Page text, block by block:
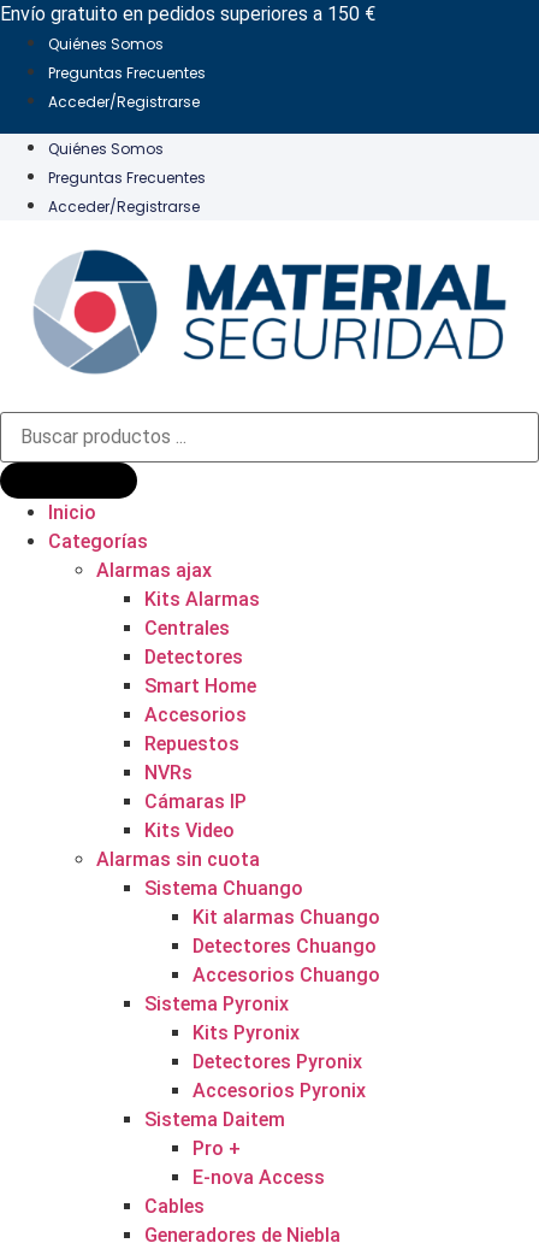
Ir
contenido
Envío gratuito en pedidos superiores a 150 €
Quiénes Somos
Preguntas Frecuentes
Acceder/Registrarse
Quiénes Somos
Preguntas Frecuentes
Acceder/Registrarse
Búsqueda
productos
Inicio
Categorías
Alarmas ajax
Kits Alarmas
Centrales
Detectores
Smart Home
Accesorios
Repuestos
NVRs
Cámaras IP
Kits Video
Alarmas sin cuota
Sistema Chuango
Kit alarmas Chuango
Detectores Chuango
Accesorios Chuango
Sistema Pyronix
Kits Pyronix
Detectores Pyronix
Accesorios Pyronix
Sistema Daitem
Pro +
E-nova Access
Cables
Generadores de Niebla